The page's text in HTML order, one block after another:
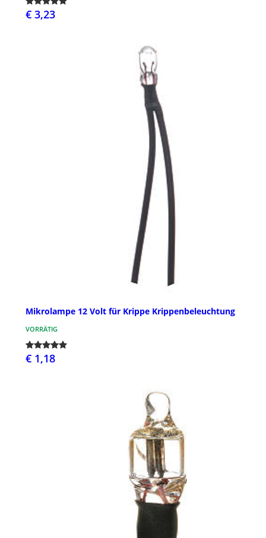
€ 3,23
Mikrolampe 12 Volt für Krippe Krippenbeleuchtung
VORRÄTIG
€ 1,18